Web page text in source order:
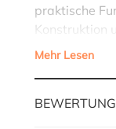
praktische
Konstruktion
Mehr Lesen